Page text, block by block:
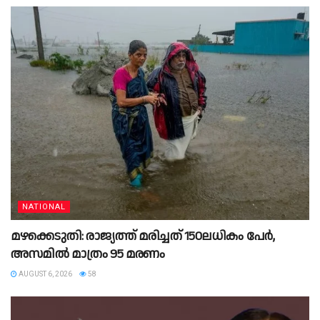
NATIONAL
മഴക്കെടുതി: രാജ്യത്ത് മരിച്ചത് 150ലധികം പേർ,
അസമിൽ മാത്രം 95 മരണം
AUGUST 6, 2026 58